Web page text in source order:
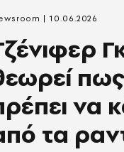
να
τα
10.06.2026